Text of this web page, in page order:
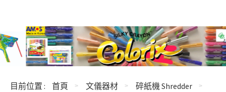
目前位置 : 首頁 文儀器材
碎紙機 Shredder